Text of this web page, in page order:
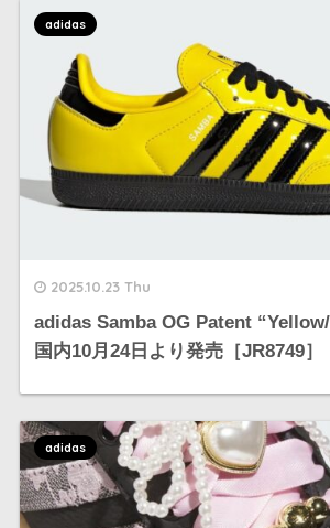
2025.10.23 Thu
adidas Samba OG Patent
国内10月24日より発売［JR8749］
adidas
adidas